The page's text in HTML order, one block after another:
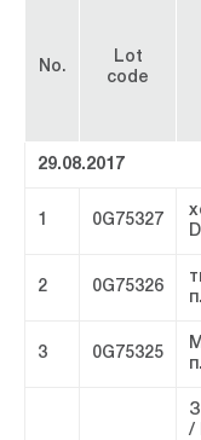
No.
Lot
code
29.08.2017
1 0G75327
2 0G75326
3 0G75325
/